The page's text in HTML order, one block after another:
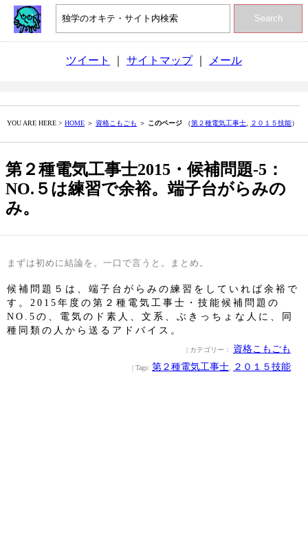
Search
ツイート サイトマップ｜ メール
YOU ARE HERE > HOME ＞ 資格こもごも ＞ このページ （第２種電気工事士 ２０１５技能）
第２種電気工事士2015・候補問題‐5：
NO.５は練習で余裕。端子台がらみの
み。
まずは初めに結論を。一口で言うと。まとめ。
候補問題５は、端子台がらみの練習をしていれば余裕で
す。2015年度の第２種電気工事士・技能候補問題の
NO.5の、電気のド素人、文系、ぶきっちょな人に、同
種同類の人から送るアドバイス。
| カテゴリー： 資格こもごも
| Tags: 第２種電気工事士 ２０１５技能